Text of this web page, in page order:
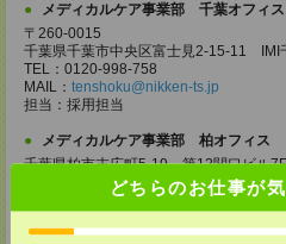
どちらのお仕事が
メディカルケア事業部 千葉オフィス
〒260-0015
千葉県千葉市中央区富士見2-15-11 IMI
TEL：0120-998-758
MAIL： tenshoku@nikken-ts.jp
担当：採用担当
メディカルケア事業部 柏オフィス
千葉県柏市末広町5-19 第12関口ビル
TEL：0120-935-218
tenshoku@nikken-ts.jp